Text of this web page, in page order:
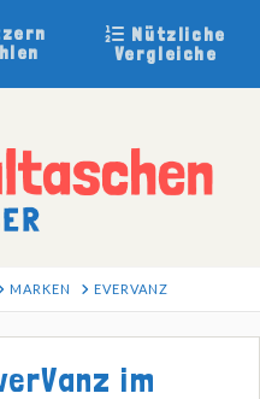
Nützliche
Vergleiche
MARKEN EVERVANZ
im